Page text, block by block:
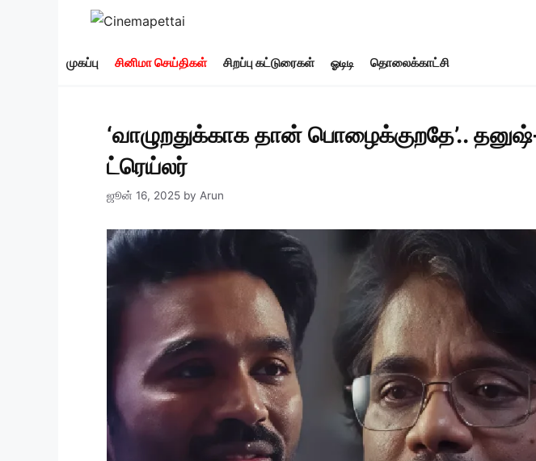
முகப்பு சினிமா செய்திகள் சிறப்பு கட்டுரைகள் ஓடிடி தொலைக்காட்சி
‘வாழுறதுக்காக தான் பொழைக்குறதே’.. தனுஷ்-
ட்ரெய்லர்
ஜூன் 16, 2025 by Arun